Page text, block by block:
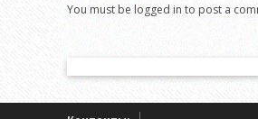
You must be logged in to post a